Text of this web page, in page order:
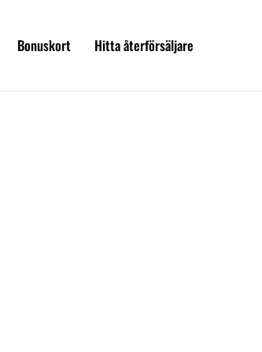
Bonuskort Hitta återförsäljare